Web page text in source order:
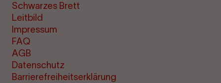
Schwarzes Brett
Leitbild
Impressum
FAQ
AGB
Datenschutz
Barrierefreiheitserklärung